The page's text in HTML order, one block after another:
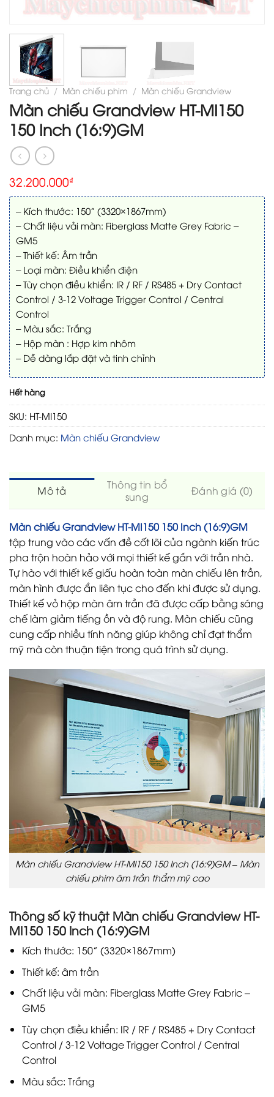
Trang chủ / Màn chiếu phim / Màn chiếu Grandview
Màn chiếu Grandview HT-MI150
150 Inch (16:9)GM
32.200.000₫
– Kích thước: 150” (3320×1867mm)
– Chất liệu vải màn: Fiberglass Matte Grey Fabric –
GM5
– Thiết kế: Âm trần
– Loại màn: Điều khiển điện
– Tùy chọn điều khiển: IR / RF / RS485 + Dry Contact
Control / 3-12 Voltage Trigger Control / Central
Control
– Màu sắc: Trắng
– Hộp màn : Hợp kim nhôm
– Dễ dàng lắp đặt và tinh chỉnh
Hết hàng
SKU: HT-MI150
Danh mục: Màn chiếu Grandview
Mô tả
Thông tin bổ
sung
Đánh giá (0)
Màn chiếu Grandview HT-MI150 150 Inch (16:9)GM
tập trung vào các vấn đề cốt lõi của ngành kiến trúc
pha trộn hoàn hảo với mọi thiết kế gắn với trần nhà.
Tự hào với thiết kế giấu hoàn toàn màn chiếu lên trần,
màn hình được ẩn liên tục cho đến khi được sử dụng.
Thiết kế vỏ hộp màn âm trần đã được cấp bằng sáng
chế làm giảm tiếng ồn và độ rung. Màn chiếu cũng
cung cấp nhiều tính năng giúp không chỉ đạt thẩm
mỹ mà còn thuận tiện trong quá trình sử dụng.
Màn chiếu Grandview HT-MI150 150 Inch (16:9)GM – Màn
chiếu phim âm trần thẩm mỹ cao
Thông số kỹ thuật Màn chiếu Grandview HT-
MI150 150 Inch (16:9)GM
Kích thước: 150” (3320×1867mm)
Thiết kế: âm trần
Chất liệu vải màn: Fiberglass Matte Grey Fabric –
GM5
Tùy chọn điều khiển: IR / RF / RS485 + Dry Contact
Control / 3-12 Voltage Trigger Control / Central
Control
Màu sắc: Trắng